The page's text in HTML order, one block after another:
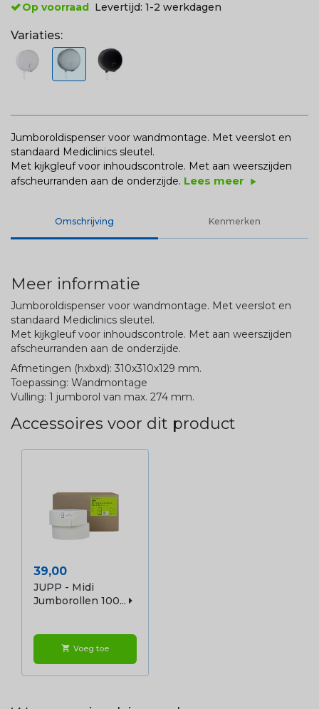
Op voorraad Levertijd: 1-2 werkdagen
Variaties:
Jumboroldispenser voor wandmontage. Met veerslot en
standaard Mediclinics sleutel.
Met kijkgleuf voor inhoudscontrole. Met aan weerszijden
afscheurranden aan de onderzijde. Lees meer play_arrow
Omschrijving Kenmerken
Meer informatie
Jumboroldispenser voor wandmontage. Met veerslot en
standaard Mediclinics sleutel.
Met kijkgleuf voor inhoudscontrole. Met aan weerszijden
afscheurranden aan de onderzijde.
Afmetingen (hxbxd): 310x310x129 mm.
Toepassing: Wandmontage
Vulling: 1 jumborol van max. 274 mm.
Accessoires voor dit product
Prijs
39,00
JUPP - Midi
Jumborollen 100...
shopping_cart Voeg toe